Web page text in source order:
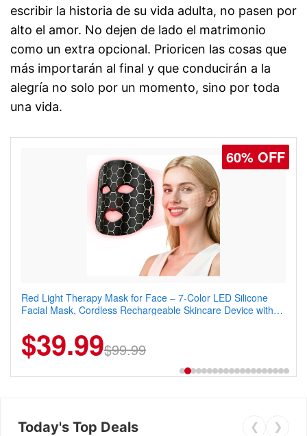
escribir la historia de su vida adulta, no pasen por
alto el amor. No dejen de lado el matrimonio
como un extra opcional. Prioricen las cosas que
más importarán al final y que conducirán a la
alegría no solo por un momento, sino por toda
una vida.
60% OFF
Red Light Therapy Mask for Face – 7-Color LED Silicone
Facial Mask, Cordless Rechargeable Skincare Device with
$39.99$99.99
77% OFF
Men's Slim Fit Polo Shirt – Quick Dry Moisture Wicking, High
Elasticity, Athletic Fit Polo for Golf, Tennis, Work & Casual
$6.99$29.99
Today's Top Deals ❮ ❯